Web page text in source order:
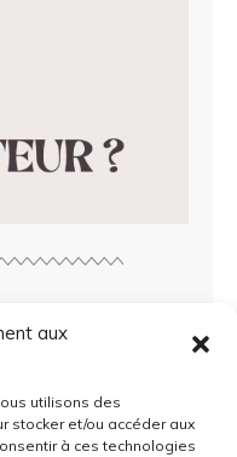
aux
utilisons des
stocker et/ou accéder aux
à ces technologies
!